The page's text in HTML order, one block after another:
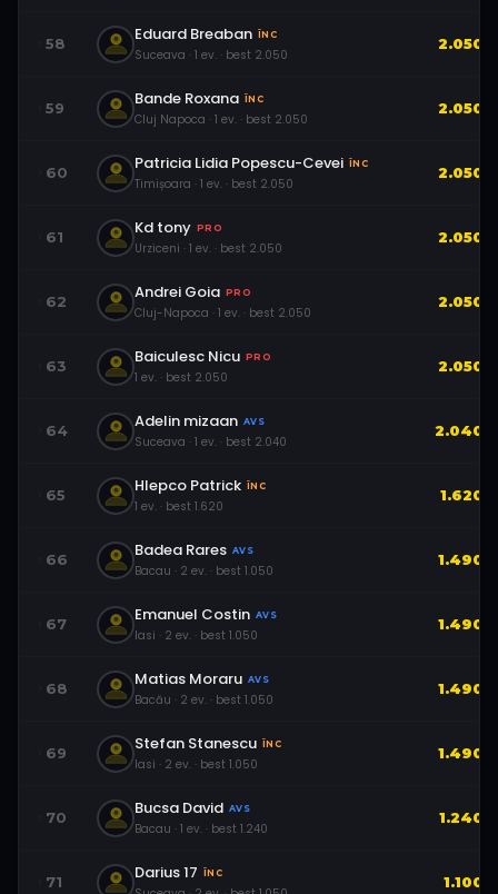
58 Eduard Breaban ÎNC
Suceava · 1 ev. · best 2.050
2.050
59 Bande Roxana ÎNC
Cluj Napoca · 1 ev. · best 2.050
2.050
60 Patricia Lidia Popescu-Cevei ÎNC
Timișoara · 1 ev. · best 2.050
2.050
61 Kd tony PRO
Urziceni · 1 ev. · best 2.050
2.050
62 Andrei Goia PRO
Cluj-Napoca · 1 ev. · best 2.050
2.050
63 Baiculesc Nicu PRO
1 ev. · best 2.050
2.050
64 Adelin mizaan AVS
Suceava · 1 ev. · best 2.040
2.040
65 Hlepco Patrick ÎNC
1 ev. · best 1.620
1.620
66 Badea Rares AVS
Bacau · 2 ev. · best 1.050
1.490
67 Emanuel Costin AVS
Iasi · 2 ev. · best 1.050
1.490
68 Matias Moraru AVS
Bacău · 2 ev. · best 1.050
1.490
69 Stefan Stanescu ÎNC
Iasi · 2 ev. · best 1.050
1.490
70 Bucsa David AVS
Bacau · 1 ev. · best 1.240
1.240
71 Darius 17 ÎNC 1.100